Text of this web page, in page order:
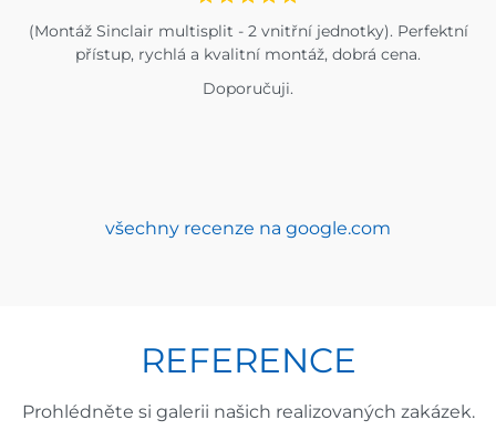
(Montáž Sinclair multisplit - 2 vnitřní jednotky). Perfektní
přístup, rychlá a kvalitní montáž, dobrá cena.
Doporučuji.
všechny recenze na google.com
REFERENCE
Prohlédněte si galerii našich realizovaných zakázek.